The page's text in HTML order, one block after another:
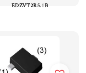
EDZVT2R5.1B